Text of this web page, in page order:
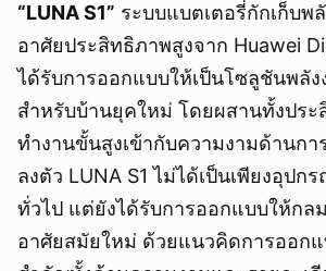
“LUNA S1” ระบบแบตเตอรี่กักเก็บพ
อาศัยประสิทธิภาพสูงจาก Huawei
ได้รับการออกแบบให้เป็นโซลูชันพลัง
สำหรับบ้านยุคใหม่ โดยผสานทั้งประ
ทำงานขั้นสูงเข้ากับความงามด้านกา
ลงตัว LUNA S1 ไม่ได้เป็นเพียงอุปก
ทั่วไป แต่ยังได้รับการออกแบบให้ก
อาศัยสมัยใหม่ ด้วยแนวคิดการออก